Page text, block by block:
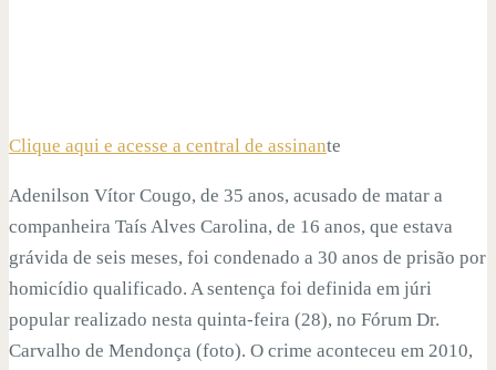
Clique aqui e acesse a central de assinante
Adenilson Vítor Cougo, de 35 anos, acusado de matar a
companheira Taís Alves Carolina, de 16 anos, que estava
grávida de seis meses, foi condenado a 30 anos de prisão por
homicídio qualificado. A sentença foi definida em júri
popular realizado nesta quinta-feira (28), no Fórum Dr.
Carvalho de Mendonça (foto). O crime aconteceu em 2010,